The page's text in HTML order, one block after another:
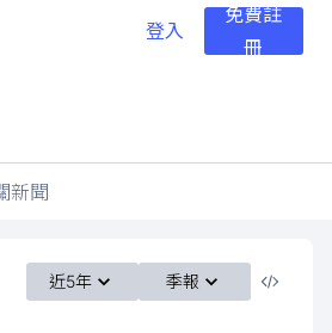
登入
免費註
冊
新聞
近5年 季報